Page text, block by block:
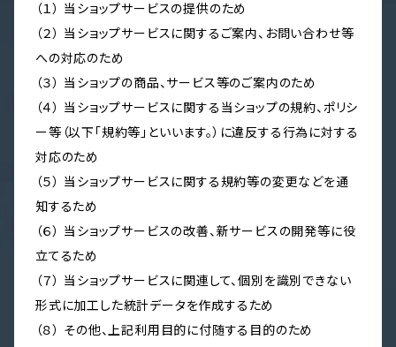
（１） 当ショップサービスの提供のため
（２） 当ショップサービスに関するご案内、お問い合わせ等
への対応のため
（３） 当ショップの商品、サービス等のご案内のため
（４） 当ショップサービスに関する当ショップの規約、ポリシ
ー等（以下「規約等」といいます。）に違反する行為に対する
対応のため
（５） 当ショップサービスに関する規約等の変更などを通
知するため
（６） 当ショップサービスの改善、新サービスの開発等に役
立てるため
（７） 当ショップサービスに関連して、個別を識別できない
形式に加工した統計データを作成するため
（８） その他、上記利用目的に付随する目的のため